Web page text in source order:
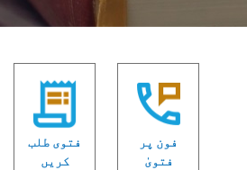
فون پر
فتویٰ
فتوی طلب
کریں